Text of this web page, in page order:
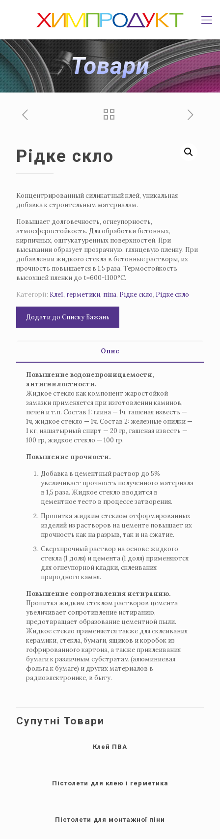
Товари
Рідке скло
Концентрированный силикатный клей, уникальная
добавка к строительным материалам.
Повышает долговечность, огнеупорность,
атмосферостойкость. Для обработки бетонных,
кирпичных, оштукатуренных поверхностей. При
высыхании образует прозрачную, глянцевую пленку. При
добавлении жидкого стекла в бетонные растворы, их
прочность повышается в 1,5 раза. Термостойкость
высохшей пленки до t=600-1100°C.
Категорії: Клеї, герметики, піна, Рідке скло, Рідке скло
Додати до Списку Бажань
Опис
Повышение водонепроницаемости,
антигнилостности.
Жидкое стекло как компонент жаростойкой
замазки применяется при изготовлении каминов,
печей и т.п. Состав 1: глина — 1ч, гашеная известь —
1ч, жидкое стекло — 1ч. Состав 2: железные опилки —
1 кг, нашатырный спирт — 20 гр, гашеная известь —
100 гр, жидкое стекло — 100 гр.
Повышение прочности.
Добавка в цементный раствор до 5%
увеличивает прочность полученного материала
в 1,5 раза. Жидкое стекло вводится в
цементное тесто в процессе затворения.
Пропитка жидким стеклом отформированных
изделий из растворов на цементе повышает их
прочность как на разрыв, так и на сжатие.
Сверхпрочный раствор на основе жидкого
стекла (1 доля) и цемента (1 доля) применяются
для огнеупорной кладки, склеивания
природного камня.
Повышение сопротивления истиранию.
Пропитка жидким стеклом растворов цемента
увеличивает сопротивление истиранию,
предотвращает образование цементной пыли.
Жидкое стекло применяется также для склеивания
керамики, стекла, бумаги, ящиков и коробок из
гофрированного картона, а также приклеивания
бумаги к различным субстратам (алюминиевая
фольга к бумаге) и других материалов в
радиоэлектронике, в быту.
Супутні Товари
Клей ПВА
Пістолети для клею і герметика
Пістолети для монтажної піни